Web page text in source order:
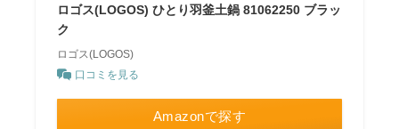
ロゴス(LOGOS) ひとり羽釜土鍋 81062250 ブラッ
ク
ロゴス(LOGOS)
口コミを見る
Amazonで探す